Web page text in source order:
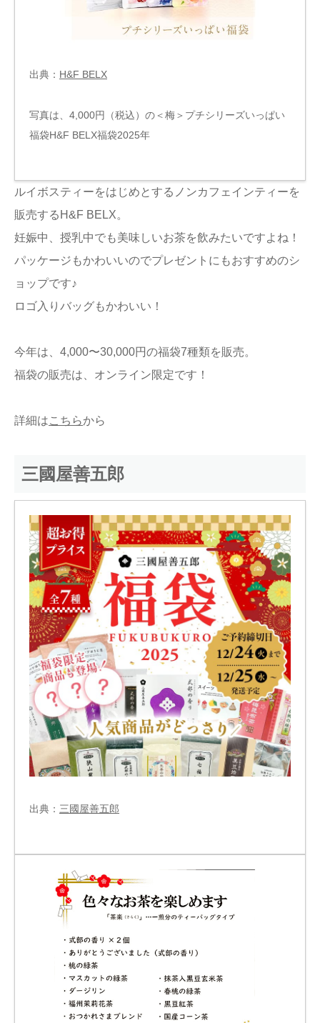
出典： H&F BELX
写真は、4,000円（税込）の＜梅＞プチシリーズいっぱい
福袋H&F BELX福袋2025年
ルイボスティーをはじめとするノンカフェインティーを
販売するH&F BELX。
妊娠中、授乳中でも美味しいお茶を飲みたいですよね！
パッケージもかわいいのでプレゼントにもおすすめのシ
ョップです♪
ロゴ入りバッグもかわいい！
今年は、4,000〜30,000円の福袋7種類を販売。
福袋の販売は、オンライン限定です！
詳細はこちらから
三國屋善五郎
出典： 三國屋善五郎